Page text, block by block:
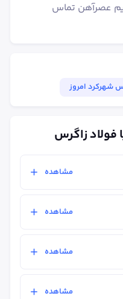
عصرآهن تماس
شهرکرد امروز
فولاد زاگرس
مشاهده
مشاهده
مشاهده
مشاهده